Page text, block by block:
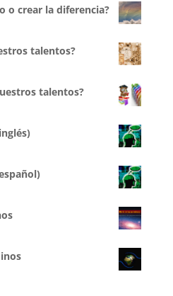
o crear la diferencia?
talentos?
talentos?